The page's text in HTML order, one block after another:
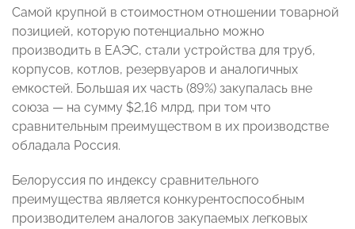
Самой крупной в стоимостном отношении товарной
позицией, которую потенциально можно
производить в ЕАЭС, стали устройства для труб,
корпусов, котлов, резервуаров и аналогичных
емкостей. Большая их часть (89%) закупалась вне
союза — на сумму $2,16 млрд, при том что
сравнительным преимуществом в их производстве
обладала Россия.
Белоруссия по индексу сравнительного
преимущества является конкурентоспособным
производителем аналогов закупаемых легковых